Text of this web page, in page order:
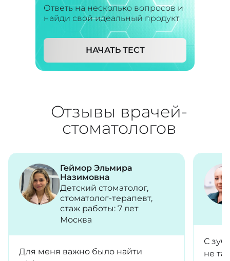
Ответь на несколько вопросов и
найди свой идеальный продукт
НАЧАТЬ ТЕСТ
Отзывы врачей-
стоматологов
Геймор Эльмира
Назимовна
Детский стоматолог,
стоматолог-терапевт,
стаж работы: 7 лет
Москва
Для меня важно было найти
С
не